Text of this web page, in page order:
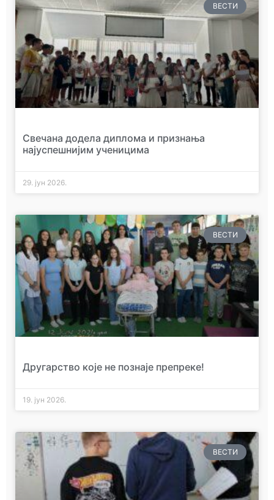
ВЕСТИ
Свечана додела диплома и признања
најуспешнијим ученицима
29. јун 2026.
ВЕСТИ
Другарство које не познаје препреке!
19. јун 2026.
ВЕСТИ